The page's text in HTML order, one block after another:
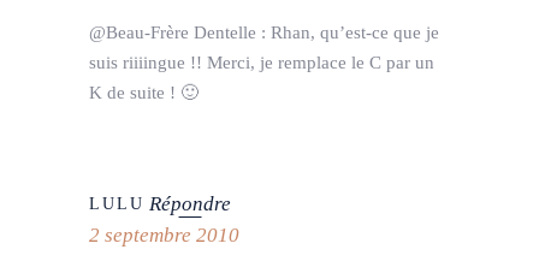
@Beau-Frère Dentelle : Rhan, qu’est-ce que je
suis riiiingue !! Merci, je remplace le C par un
K de suite ! 🙂
LULU Répondre
2 septembre 2010